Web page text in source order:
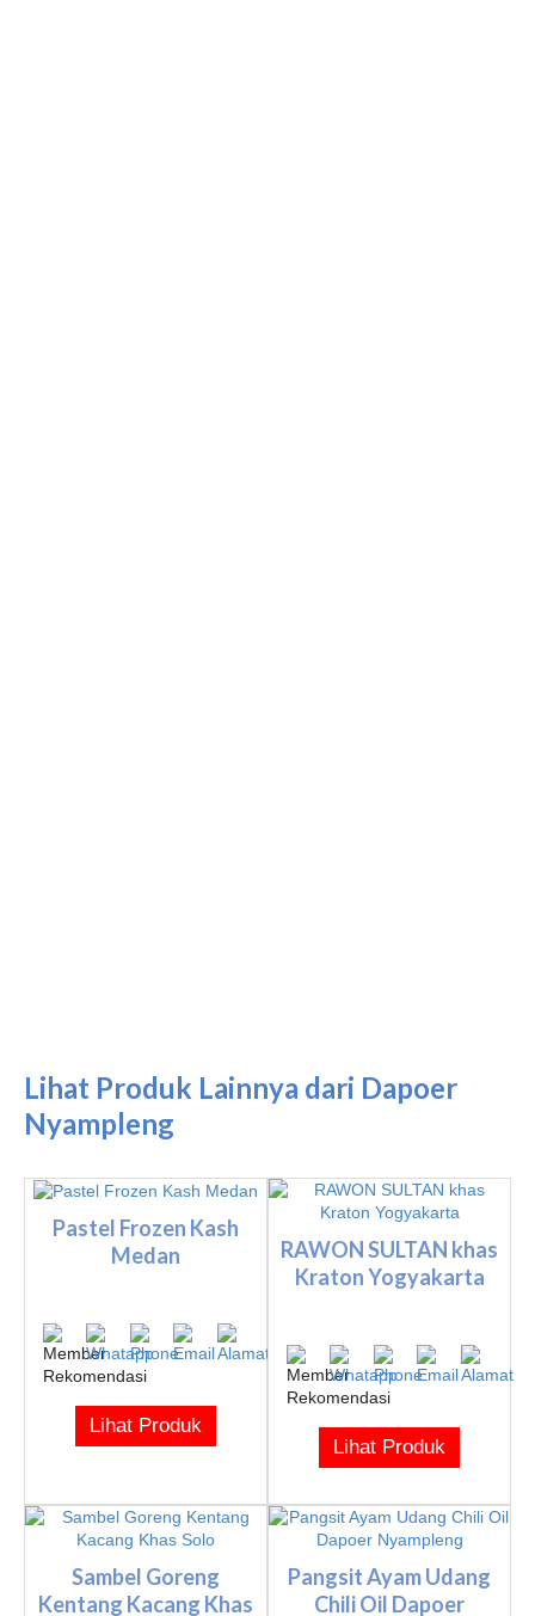
Lihat Produk Lainnya dari Dapoer
Nyampleng
Pastel Frozen Kash
Medan
Lihat Produk
RAWON SULTAN khas
Kraton Yogyakarta
Lihat Produk
Sambel Goreng
Kentang Kacang Khas
Pangsit Ayam Udang
Chili Oil Dapoer